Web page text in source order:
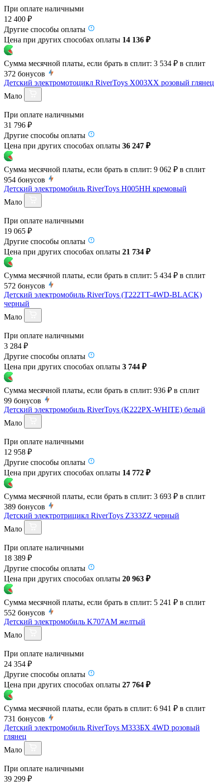
При оплате наличными
12 400 ₽
Другие способы оплаты
Цена при других способах оплаты 14 136 ₽
Сумма месячной платы, если брать в сплит: 3 534 ₽ в сплит
372 бонусов
Детский электромотоцикл RiverToys X003XX розовый глянец
Мало
При оплате наличными
31 796 ₽
Другие способы оплаты
Цена при других способах оплаты 36 247 ₽
Сумма месячной платы, если брать в сплит: 9 062 ₽ в сплит
954 бонусов
Детский электромобиль RiverToys H005HH кремовый
Мало
При оплате наличными
19 065 ₽
Другие способы оплаты
Цена при других способах оплаты 21 734 ₽
Сумма месячной платы, если брать в сплит: 5 434 ₽ в сплит
572 бонусов
Детский электромобиль RiverToys (T222TT-4WD-BLACK)
черный
Мало
При оплате наличными
3 284 ₽
Другие способы оплаты
Цена при других способах оплаты 3 744 ₽
Сумма месячной платы, если брать в сплит: 936 ₽ в сплит
99 бонусов
Детский электромобиль RiverToys (K222PX-WHITE) белый
Мало
При оплате наличными
12 958 ₽
Другие способы оплаты
Цена при других способах оплаты 14 772 ₽
Сумма месячной платы, если брать в сплит: 3 693 ₽ в сплит
389 бонусов
Детский электротрицикл RiverToys Z333ZZ черный
Мало
При оплате наличными
18 389 ₽
Другие способы оплаты
Цена при других способах оплаты 20 963 ₽
Сумма месячной платы, если брать в сплит: 5 241 ₽ в сплит
552 бонусов
Детский электромобиль K707AM желтый
Мало
При оплате наличными
24 354 ₽
Другие способы оплаты
Цена при других способах оплаты 27 764 ₽
Сумма месячной платы, если брать в сплит: 6 941 ₽ в сплит
731 бонусов
Детский электромобиль RiverToys М333БХ 4WD розовый
глянец
Мало
При оплате наличными
39 299 ₽